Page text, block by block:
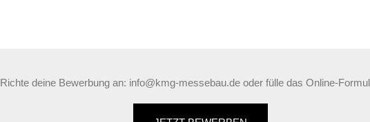
Richte deine Bewerbung an: info@kmg-messebau.de oder fülle das Online-